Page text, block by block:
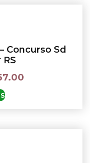
Concurso Sd